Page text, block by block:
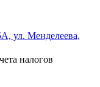
ул. Менделеева,
налогов